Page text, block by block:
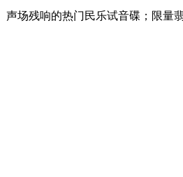
场残响的热门民乐试音碟；限量